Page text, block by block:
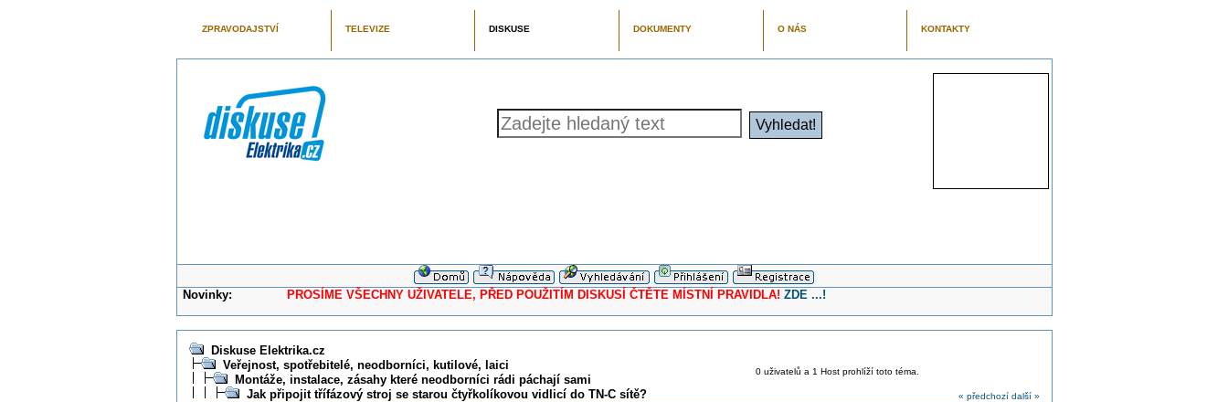
ZPRAVODAJSTVÍ TELEVIZE DISKUSE DOKUMENTY O NÁS KONTAKTY
Novinky: PROSÍME VŠECHNY UŽIVATELE, PŘED POUŽITÍM DISKUSÍ ČTĚTE MÍSTNÍ PRAVIDLA! ZDE ...!
Diskuse Elektrika.cz
Veřejnost, spotřebitelé, neodborníci, kutilové, laici
Montáže, instalace, zásahy které neodborníci rádi páchají sami
Jak připojit třífázový stroj se starou čtyřkolíkovou vidlicí do TN-C sítě?
0 uživatelů a 1 Host prohlíží toto téma.
« předchozí další »